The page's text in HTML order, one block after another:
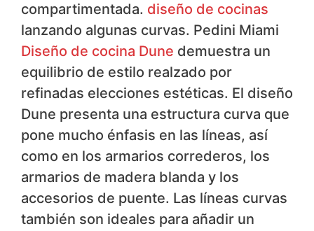
compartimentada. diseño de cocinas
lanzando algunas curvas. Pedini Miami
Diseño de cocina Dune demuestra un
equilibrio de estilo realzado por
refinadas elecciones estéticas. El diseño
Dune presenta una estructura curva que
pone mucho énfasis en las líneas, así
como en los armarios correderos, los
armarios de madera blanda y los
accesorios de puente. Las líneas curvas
también son ideales para añadir un